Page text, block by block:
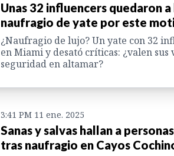
Unas 32 influencers quedaron
naufragio de yate por este
¿Naufragio de lujo? Un yate con 32
en Miami y desató críticas: ¿valen sus
seguridad en altamar?
3:41 PM 11 ene. 2025
Sanas y salvas hallan a
tras naufragio en Cayos